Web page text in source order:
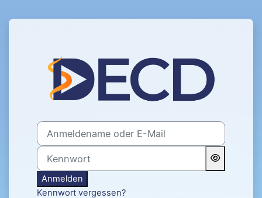
Anmelden bei
Anmeldename oder E-Mail
Kennwort
Anmelden
Kennwort vergessen?